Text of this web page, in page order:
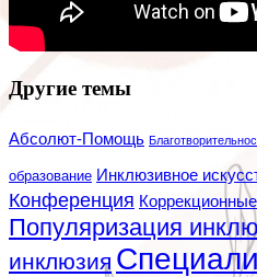
Другие темы
Абсолют-Помощь
образование Инклюзивное
Конференция
Популяризация
инклюзия